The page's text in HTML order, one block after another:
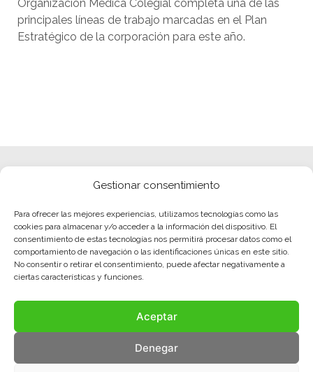
Gestionar consentimiento
Para ofrecer las mejores experiencias, utilizamos tecnologías como las
cookies para almacenar y/o acceder a la información del dispositivo. El
consentimiento de estas tecnologías nos permitirá procesar datos como el
comportamiento de navegación o las identificaciones únicas en este sitio.
No consentir o retirar el consentimiento, puede afectar negativamente a
ciertas características y funciones.
Aceptar
Denegar
Organización Médica Colegial completa una de las
principales líneas de trabajo marcadas en el Plan
Estratégico de la corporación para este año.